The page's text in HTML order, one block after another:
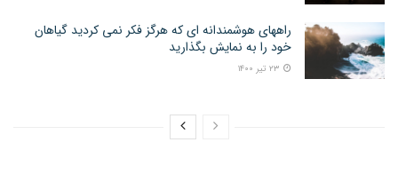
راههای هوشمندانه ای که هرگز فکر نمی کردید گیاهان
خود را به نمایش بگذارید